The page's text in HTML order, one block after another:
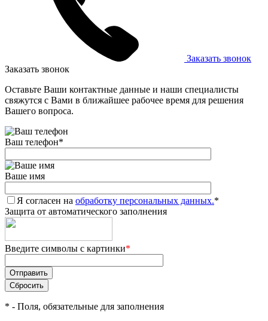
Заказать звонок
Заказать звонок
Оставьте Ваши контактные данные и наши специалисты
свяжутся с Вами в ближайшее рабочее время для решения
Вашего вопроса.
Ваш телефон*
Ваше имя
Я согласен на обработку персональных данных.*
Защита от автоматического заполнения
Введите символы с картинки*
* - Поля, обязательные для заполнения